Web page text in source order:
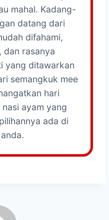
mahal. Kadang-
datang dari
difahami,
dan rasanya
yang ditawarkan
semangkuk mee
hari
ayam yang
ada di